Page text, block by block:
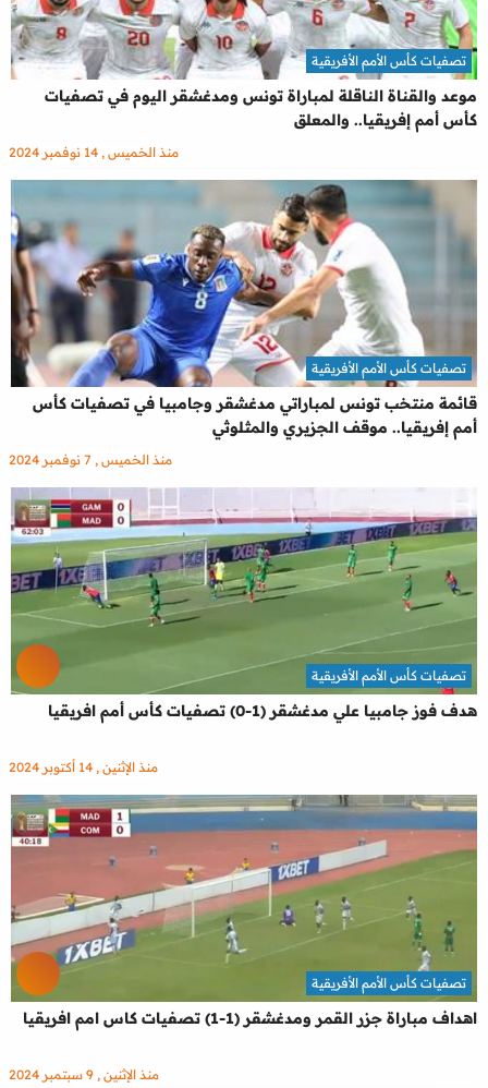
موعد والقناة الناقلة لمباراة تونس ومدغشقر اليوم في تصفيات
كأس أمم إفريقيا.. والمعلق
تصفيات كأس الأمم الأفريقية
منذ الخميس , 14 نوفمبر 2024
قائمة منتخب تونس لمباراتي مدغشقر وجامبيا في تصفيات كأس
أمم إفريقيا.. موقف الجزيري والمثلوثي
تصفيات كأس الأمم الأفريقية
منذ الخميس , 7 نوفمبر 2024
هدف فوز جامبيا علي مدغشقر (1-0) تصفيات كأس أمم افريقيا
تصفيات كأس الأمم الأفريقية
منذ الإثنين , 14 أكتوبر 2024
اهداف مباراة جزر القمر ومدغشقر (1-1) تصفيات كاس امم افريقيا
تصفيات كأس الأمم الأفريقية
منذ الإثنين , 9 سبتمبر 2024